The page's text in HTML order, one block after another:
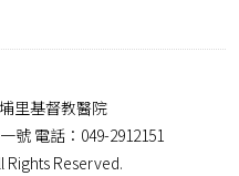
里基督教醫院
號 電話：049-2912151
Rights Reserved.